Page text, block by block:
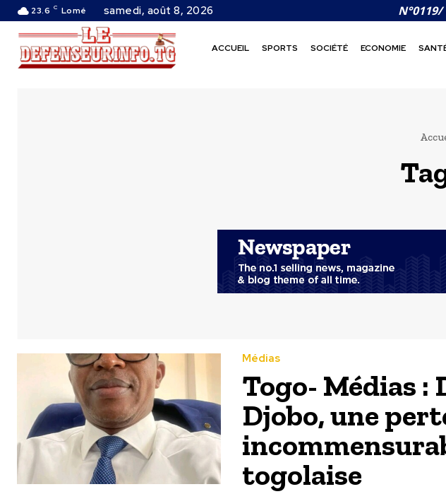
23.6 C Lomé samedi, août 8, 2026
ACCUEIL SPORTS SOCIÉTÉ ECONOMIE
Médias
Togo- Médias :
Djobo, une
togolaise